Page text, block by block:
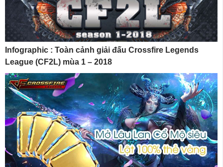
Infographic : Toàn cảnh giải đấu Crossfire Legends
League (CF2L) mùa 1 – 2018